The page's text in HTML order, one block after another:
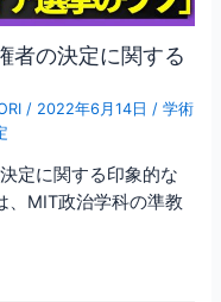
者の決定に関する
/ 2022年6月14日 /学術
定に関する印象的な
、MIT政治学科の準教